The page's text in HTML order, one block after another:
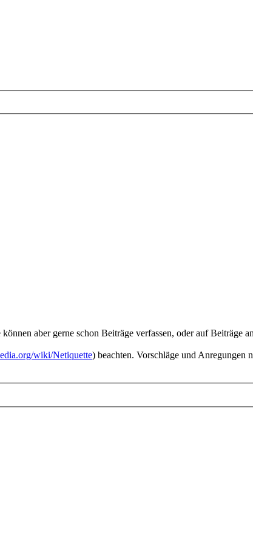
aber gerne schon Beiträge verfassen, oder auf Beiträge
wiki/Netiquette) beachten. Vorschläge und Anregungen